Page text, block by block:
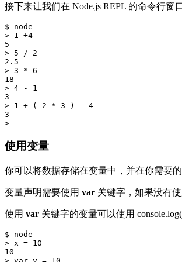
接下来让我们在 Node.js REPL 的命令行窗
$ node
> 1 +4
5
> 5 / 2
2.5
> 3 * 6
18
> 4 - 1
3
> 1 + ( 2 * 3 ) - 4
3
使用变量
你可以将数据存储在变量中，并在你需要的
变量声明需要使用 var 关键字，如果没有
使用 var 关键字的变量可以使用
$ node
> x = 10
10